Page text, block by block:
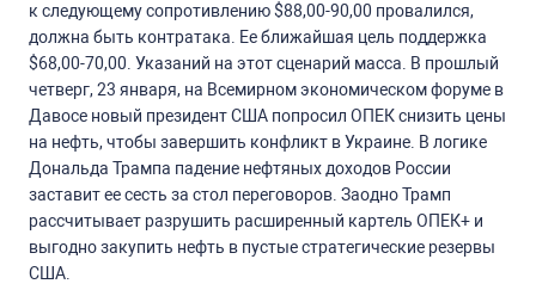
к следующему сопротивлению $88,00-90,00 провалился,
должна быть контратака. Ее ближайшая цель поддержка
$68,00-70,00. Указаний на этот сценарий масса. В прошлый
четверг, 23 января, на Всемирном экономическом форуме в
Давосе новый президент США попросил ОПЕК снизить цены
на нефть, чтобы завершить конфликт в Украине. В логике
Дональда Трампа падение нефтяных доходов России
заставит ее сесть за стол переговоров. Заодно Трамп
рассчитывает разрушить расширенный картель ОПЕК+ и
выгодно закупить нефть в пустые стратегические резервы
США.